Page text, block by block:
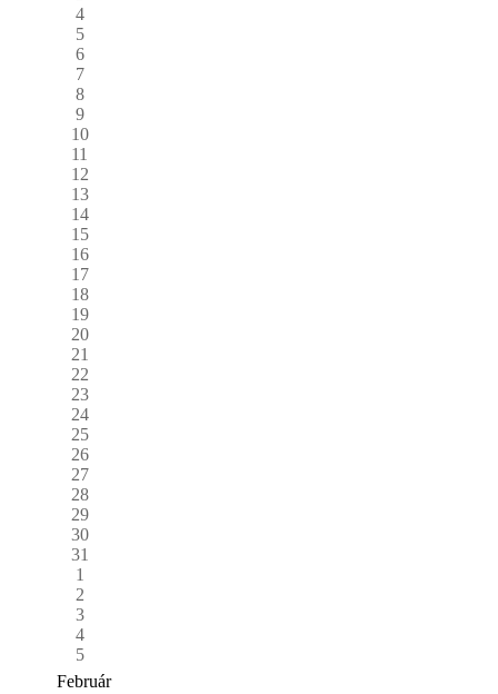
4
5
6
7
8
9
10
11
12
13
14
15
16
17
18
19
20
21
22
23
24
25
26
27
28
29
30
31
1
2
3
4
5
Február